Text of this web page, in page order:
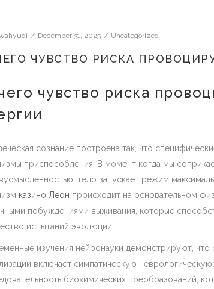
December 31, 2025 Uncategorized
ЧУВСТВО РИСКА
чувство риска
сознание построена так, что
приспособления. В момент когда мы
тело запускает режим
казино Леон происходит на основательном
побуждениями выживания, которые
испытаний эволюции.
изучения нейронауки демонстрируют, что
включает симпатическую
биохимических преобразований,